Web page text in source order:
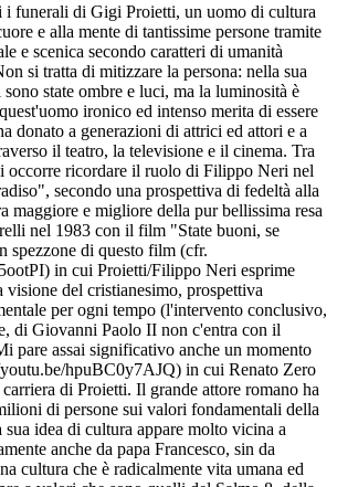
i funerali di Gigi Proietti, un uomo di cultura
e alla mente di tantissime persone tramite
e scenica secondo caratteri di umanità
si tratta di mitizzare la persona: nella sua
state ombre e luci, ma la luminosità è
ironico ed intenso merita di essere
donato a generazioni di attrici ed attori e a
il teatro, la televisione e il cinema. Tra
occorre ricordare il ruolo di Filippo Neri nel
secondo una prospettiva di fedeltà alla
maggiore e migliore della pur bellissima resa
nel 1983 con il film "State buoni, se
spezzone di questo film (cfr.
in cui Proietti/Filippo Neri esprime
visione del cristianesimo, prospettiva
per ogni tempo (l'intervento conclusivo,
di Giovanni Paolo II non c'entra con il
pare assai significativo anche un momento
hpuBC0y7AJQ) in cui Renato Zero
di Proietti. Il grande attore romano ha
di persone sui valori fondamentali della
idea di cultura appare molto vicina a
anche da papa Francesco, sin da
cultura che è radicalmente vita umana ed